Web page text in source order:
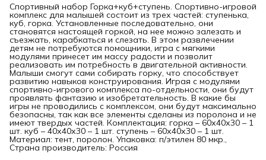
Спортивный набор Горка+куб+ступень. Спортивно-игровой
комплекс для малышей состоит из трех частей: ступенька,
куб, горка. Установленные последовательно, они
становятся настоящей горкой, на нее можно залезать и
съезжать, карабкаться и слезать. В этом развлечении
детям не потребуются помощники, игра с мягкими
модулями принесет им массу радости и позволит
реализовать им потребность в двигательной активности.
Малыши смогут сами собирать горку, что способствует
развитию навыков конструирования. Играя с модулями
спортивно-игрового комплекса по-отдельности, они будут
проявлять фантазию и изобретательность. В какие бы
игры не проводились с комплексом, они будут максимально
безопасны, так как все элементы сделаны из поролона и не
имеют твердых частей. Комплектация: горка – 60х40х30 – 1
шт. куб – 40х40х30 – 1 шт. ступень – 60х40х30 – 1 шт.
Материал: тент, поролон. Упаковка: п/этилен 80 мкр.,
Страна производитель: Россия